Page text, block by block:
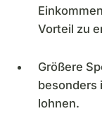
Vorteil zu
Größere
besonders
lohnen.